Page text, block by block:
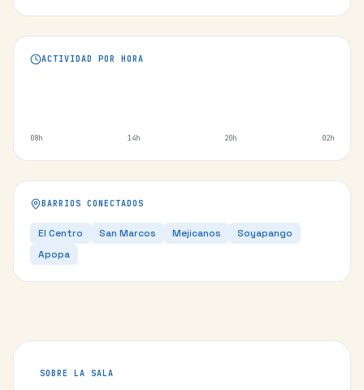
ACTIVIDAD POR HORA
08h 14h 20h 02h
BARRIOS CONECTADOS
El Centro San Marcos Mejicanos
Soyapango
Apopa
SOBRE LA SALA